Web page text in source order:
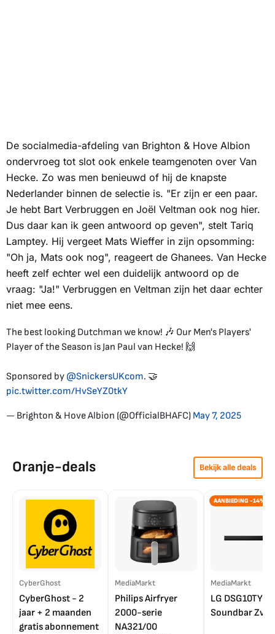
De socialmedia-afdeling van Brighton & Hove Albion
ondervroeg tot slot ook enkele teamgenoten over Van
Hecke. Zo was men benieuwd of hij de knapste
Nederlander binnen de selectie is. "Er zijn er een paar.
Je hebt Bart Verbruggen en Joël Veltman ook nog hier.
Dus daar kan ik geen antwoord op geven", stelt Tariq
Lamptey. Hij vergeet Mats Wieffer in zijn opsomming:
"Oh ja, Mats ook nog", reageert de Ghanees. Van Hecke
heeft zelf echter wel een duidelijk antwoord op de
vraag: "Ja!" Verbruggen en Veltman zijn het daar echter
niet mee eens.
The best looking Dutchman we know! 🎶 Our Men's Players'
Player of the Season is Jan Paul van Hecke! 🙌
Sponsored by @SnickersUKcom. 🤝
pic.twitter.com/HvSeYZ0tkY
— Brighton & Hove Albion (@OfficialBHAFC) May 7, 2025
Oranje-deals Bekijk alle deals
CyberGhost
CyberGhost - 2
jaar + 2 maanden
gratis abonnement
MediaMarkt
Philips Airfryer
2000-serie
NA321/00
AANBIEDING -14%
MediaMarkt
LG DSG10TY
Soundbar